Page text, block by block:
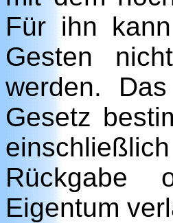
Für ihn
Gesten
werden.
Gesetz
Rückgabe
Eigentum